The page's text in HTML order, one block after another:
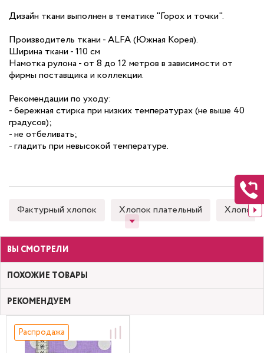
Дизайн ткани выполнен в тематике "Горох и точки".
Производитель ткани - ALFA (Южная Корея).
Ширина ткани - 110 см
Намотка рулона - от 8 до 12 метров в зависимости от
фирмы поставщика и коллекции.
Рекомендации по уходу:
- бережная стирка при низких температурах (не выше 40
градусов);
- не отбеливать;
- гладить при невысокой температуре.
Фактурный хлопок Хлопок плательный Хлопок
ВЫ СМОТРЕЛИ
ПОХОЖИЕ ТОВАРЫ
РЕКОМЕНДУЕМ
Распродажа